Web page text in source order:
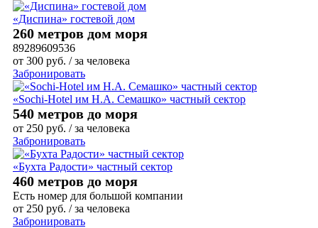
«Диспина» гостевой дом
260 метров дом моря
89289609536
от 300 руб. / за человека
Забронировать
«Sochi-Hotel им Н.А. Семашко» частный сектор
540 метров до моря
от 250 руб. / за человека
Забронировать
«Бухта Радости» частный сектор
460 метров до моря
Есть номер для большой компании
от 250 руб. / за человека
Забронировать